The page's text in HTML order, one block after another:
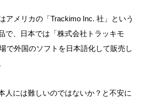
アメリカの「Trackimo Inc. 社」という
で、日本では「株式会社トラッキモ
で外国のソフトを日本語化して販売し
人には難しいのではないか？と不安に